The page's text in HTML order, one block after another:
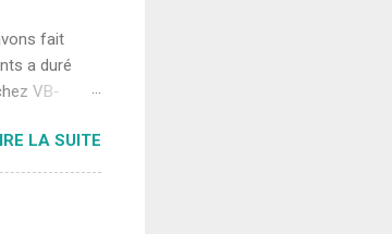
fait
a duré
VB-
ce qui
réduire le
la route,
un
LA SUITE